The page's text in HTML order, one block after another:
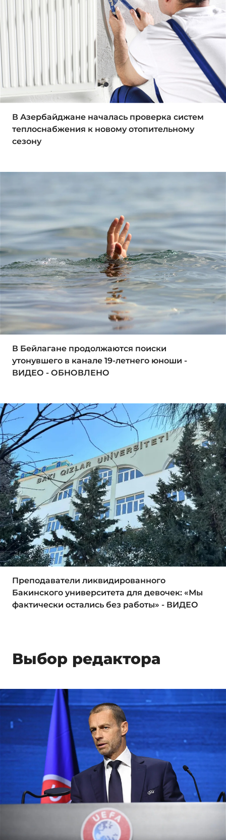
В Азербайджане началась проверка систем
теплоснабжения к новому отопительному
сезону
В Бейлагане продолжаются поиски
утонувшего в канале 19-летнего юноши -
ВИДЕО - ОБНОВЛЕНО
Преподаватели ликвидированного
Бакинского университета для девочек: «Мы
фактически остались без работы» - ВИДЕО
Выбор редактора